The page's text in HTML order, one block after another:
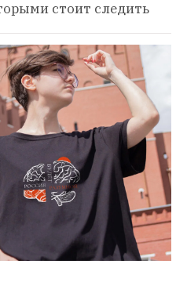
стоит следить